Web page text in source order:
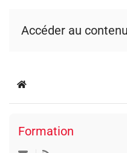
Accéder au
Home
Formation